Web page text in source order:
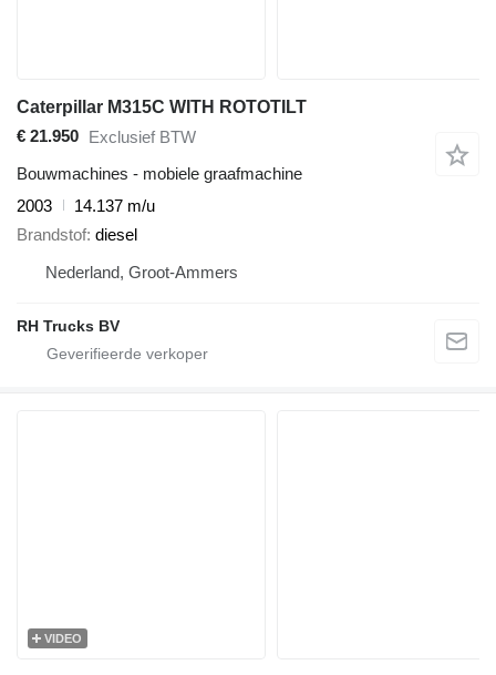
Caterpillar M315C WITH ROTOTILT
€ 21.950 Exclusief BTW
Bouwmachines - mobiele graafmachine
2003
14.137 m/u
Brandstof diesel
Nederland, Groot-Ammers
RH Trucks BV
VIDEO